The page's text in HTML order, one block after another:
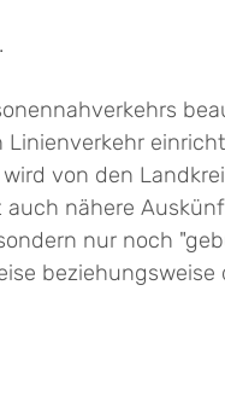
einrich
von den
nähere
nur noch
beziehungsweise